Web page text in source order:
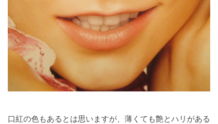
口紅の色もあるとは思いますが、薄くても艶とハリがある